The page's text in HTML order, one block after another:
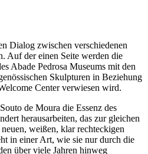
Dialog zwischen verschiedenen
Auf der einen Seite werden die
Abade Pedrosa Museums mit den
Skulpturen in Beziehung
Center verwiesen wird.
de Moura die Essenz des
herausarbeiten, das zur gleichen
weißen, klar rechteckigen
in einer Art, wie sie nur durch die
über viele Jahren hinweg